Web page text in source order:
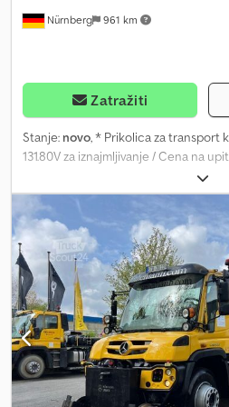
Nürnberg 961 km
Zatražiti
Stanje: novo, * Prikolica za transport
131.80V za iznajmljivanje / Cena na
proširiva, isporuka na gradilište
Zbog širenja obnovljivih izvora
vetroparkovi i njihovo povezivanje na
ekspanzije elektroenergetske mreže.
visokovoltažni kablovi sa velikim
zemlju. Da bi se omogućilo
komadu, proizvođači kablova
dobošima, čime postaje nemoguća
kablovskih prikolica. Dsdepugqgspfx
za kablovske doboše BTT 131.80V je
Zahvaljujući vazdušnom ogibljenju,
bočno, kako bi se prilagodila čak i